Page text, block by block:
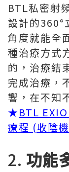
BTL私密射
設計的360°
角度就能全
種治療方式
的，治療結
完成治療，
響，在不知
★BTL
療程 (收陰
2. 功能